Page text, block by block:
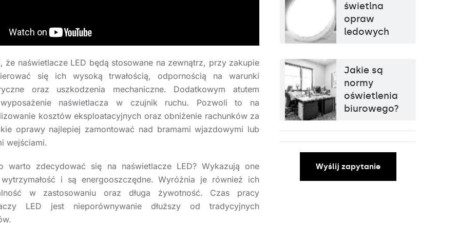
że naświetlacze LED będą stosowane na zewnątrz, przy zakupie
się ich wysoką trwałością, odpornością na warunki
oraz uszkodzenia mechaniczne. Dodatkowym atutem
naświetlacza w czujnik ruchu. Pozwoli to na
kosztów eksploatacyjnych oraz obniżenie rachunków za
oprawy najlepiej zamontować nad bramami wjazdowymi lub
wejściami.
warto zdecydować się na naświetlacze LED? Wykazują one
i są energooszczędne. Wyróżnia je również ich
w zastosowaniu oraz długa żywotność. Czas pracy
LED jest nieporównywanie dłuższy od tradycyjnych
świetlna
opraw
ledowych
Jakie są
normy
oświetlenia
biurowego?
Wyślij zapytanie